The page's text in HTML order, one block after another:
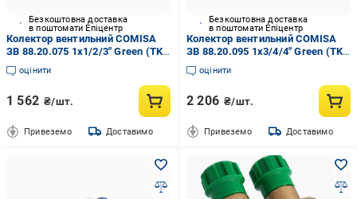
Безкоштовна доставка
в поштомати Епіцентр
Колектор вентильний COMISA
ЗВ 88.20.075 1х1/2/3" Green (TK-
CL062300302N)
оцінити
1 562 ₴/шт.
Привеземо Доставимо
Безкоштовна доставка
в поштомати Епіцентр
Колектор вентильний COMISA
ЗВ 88.20.095 1х3/4/4" Green (TK-
CL062400403N)
оцінити
2 206 ₴/шт.
Привеземо Доставимо